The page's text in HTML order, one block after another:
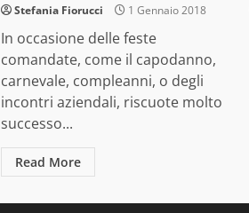
Stefania Fiorucci 1 Gennaio 2018
In occasione delle feste
comandate, come il capodanno,
carnevale, compleanni, o degli
incontri aziendali, riscuote molto
successo...
Read More